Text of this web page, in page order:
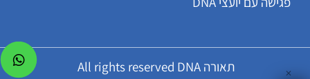
תאורה All rights reserved DNA ✕